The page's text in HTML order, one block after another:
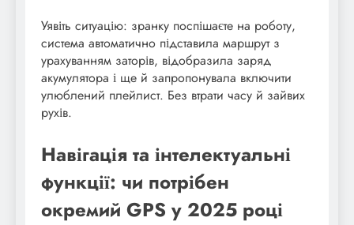
Уявіть ситуацію: зранку поспішаєте на роботу,
система автоматично підставила маршрут з
урахуванням заторів, відобразила заряд
акумулятора і ще й запропонувала включити
улюблений плейлист. Без втрати часу й зайвих
рухів.
Навігація та інтелектуальні
функції: чи потрібен
окремий GPS у 2025 році